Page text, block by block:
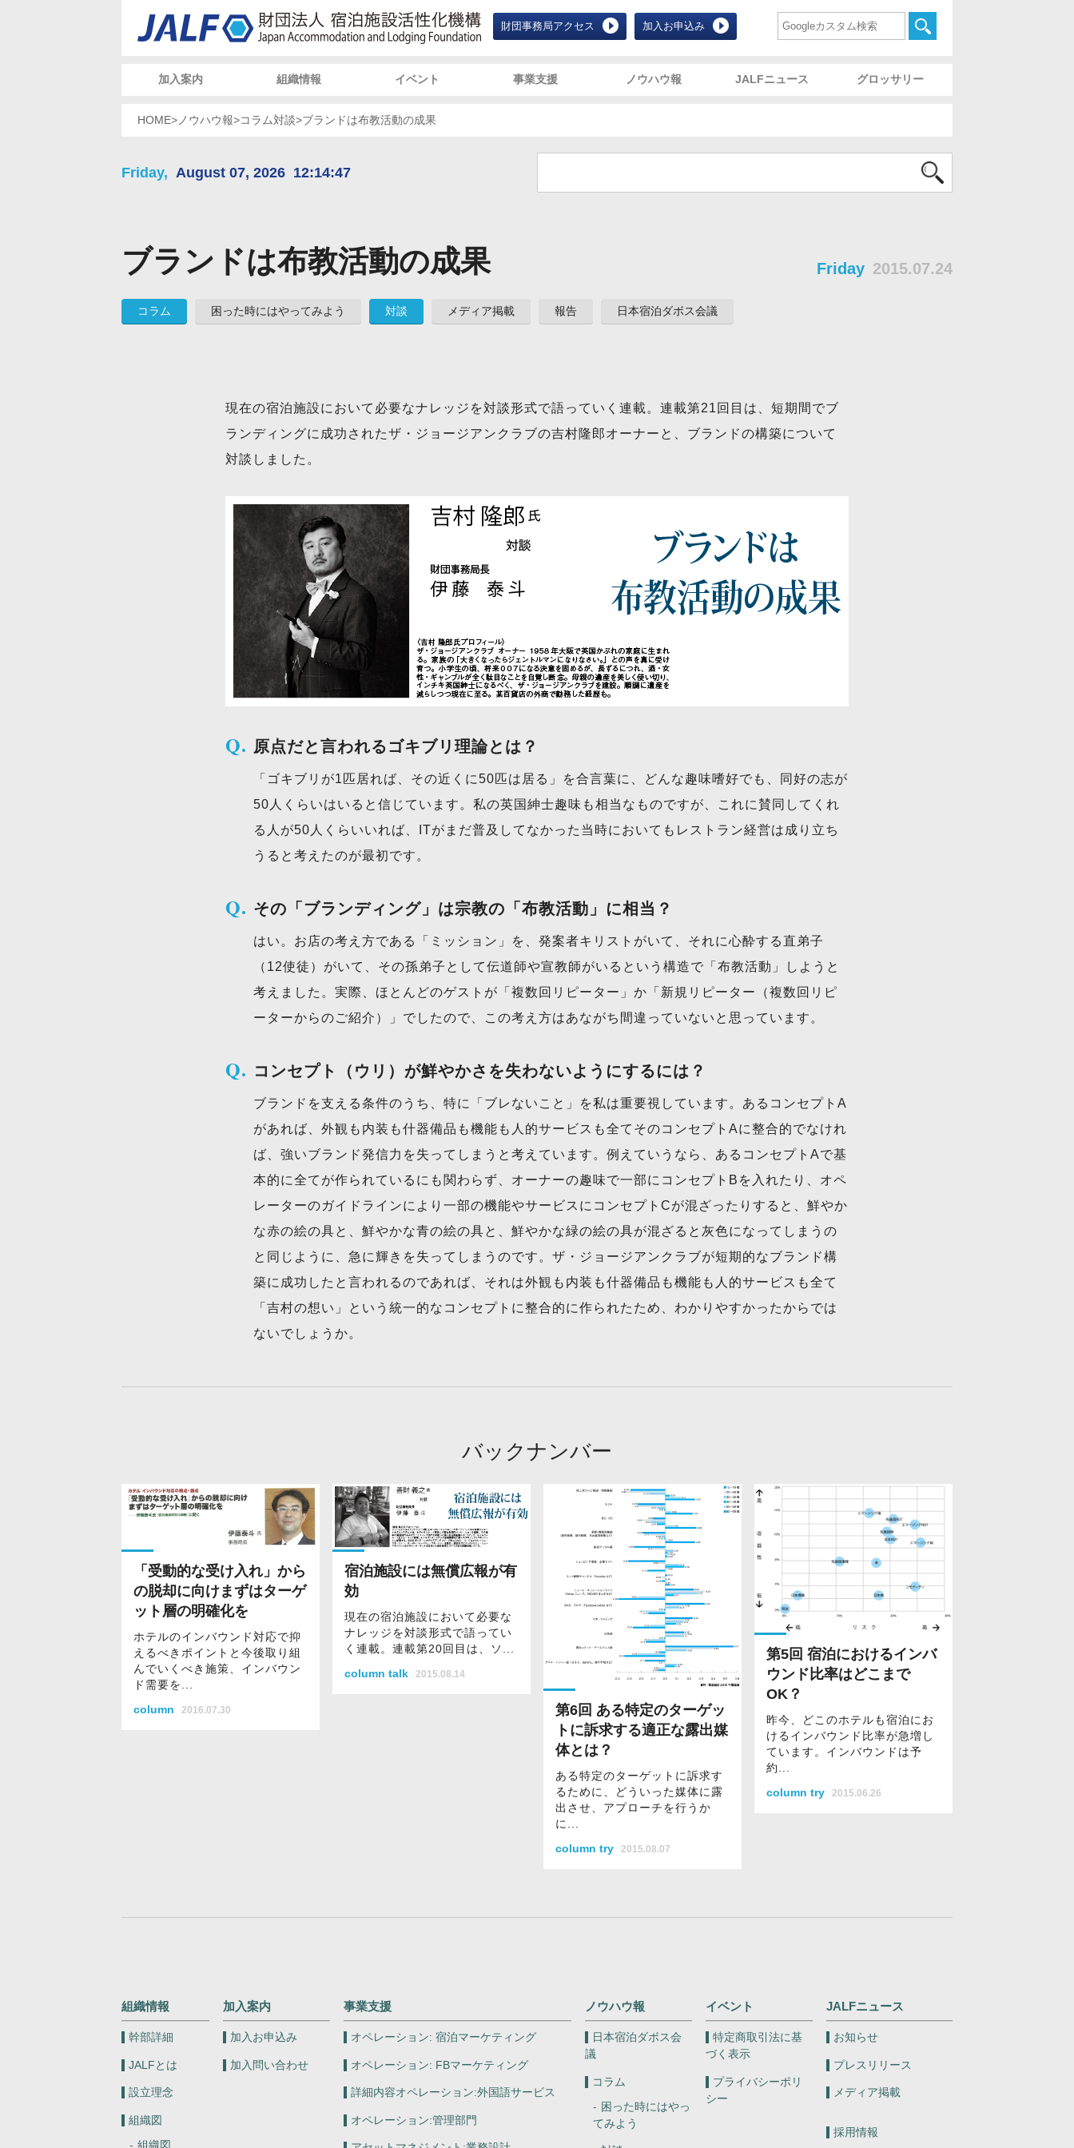
財団事務局アクセス 加入お申込み
JALF 宿泊施設活性化機構 Japan Accommodation and Lodging Foundation 財団法人宿泊施設活性化機構
加入案内 組織情報 イベント 事業支援 ノウハウ報 JALFニュース グロッサリー
HOME> ノウハウ報>コラム対談>ブランドは布教活動の成果
Friday, August 07, 2026 12:14:47
ブランドは布教活動の成果 Friday 2015.07.24
コラム 困った時にはやってみよう 対談 メディア掲載 報告 日本宿泊ダボス会議
現在の宿泊施設において必要なナレッジを対談形式で語っていく連載。連載第21回目は、短期間でブ
ランディングに成功されたザ・ジョージアンクラブの吉村隆郎オーナーと、ブランドの構築について
対談しました。
原点だと言われるゴキブリ理論とは？
「ゴキブリが1匹居れば、その近くに50匹は居る」を合言葉に、どんな趣味嗜好でも、同好の志が
50人くらいはいると信じています。私の英国紳士趣味も相当なものですが、これに賛同してくれ
る人が50人くらいいれば、ITがまだ普及してなかった当時においてもレストラン経営は成り立ち
うると考えたのが最初です。
その「ブランディング」は宗教の「布教活動」に相当？
はい。お店の考え方である「ミッション」を、発案者キリストがいて、それに心酔する直弟子
（12使徒）がいて、その孫弟子として伝道師や宣教師がいるという構造で「布教活動」しようと
考えました。実際、ほとんどのゲストが「複数回リピーター」か「新規リピーター（複数回リピ
ーターからのご紹介）」でしたので、この考え方はあながち間違っていないと思っています。
コンセプト（ウリ）が鮮やかさを失わないようにするには？
ブランドを支える条件のうち、特に「ブレないこと」を私は重要視しています。あるコンセプトA
があれば、外観も内装も什器備品も機能も人的サービスも全てそのコンセプトAに整合的でなけれ
ば、強いブランド発信力を失ってしまうと考えています。例えていうなら、あるコンセプトAで基
本的に全てが作られているにも関わらず、オーナーの趣味で一部にコンセプトBを入れたり、オペ
レーターのガイドラインにより一部の機能やサービスにコンセプトCが混ざったりすると、鮮やか
な赤の絵の具と、鮮やかな青の絵の具と、鮮やかな緑の絵の具が混ざると灰色になってしまうの
と同じように、急に輝きを失ってしまうのです。ザ・ジョージアンクラブが短期的なブランド構
築に成功したと言われるのであれば、それは外観も内装も什器備品も機能も人的サービスも全て
「吉村の想い」という統一的なコンセプトに整合的に作られたため、わかりやすかったからでは
ないでしょうか。
バックナンバー
「受動的な受け入れ」から
の脱却に向けまずはターゲ
ット層の明確化を
ホテルのインバウンド対応で抑
えるべきポイントと今後取り組
んでいくべき施策、インバウン
ド需要を...
column 2016.07.30
宿泊施設には無償広報が有
効
現在の宿泊施設において必要な
ナレッジを対談形式で語ってい
く連載。連載第20回目は、ソ...
column talk 2015.08.14
第6回 ある特定のターゲッ
トに訴求する適正な露出媒
体とは？
ある特定のターゲットに訴求す
るために、どういった媒体に露
出させ、アプローチを行うか
に...
column try 2015.08.07
第5回 宿泊におけるインバ
ウンド比率はどこまで
OK？
昨今、どこのホテルも宿泊にお
けるインバウンド比率が急増し
ています。インバウンドは予
約...
column try 2015.06.26
組織情報
幹部詳細
JALFとは
設立理念
組織図
組織図
加入案内
加入お申込み
加入問い合わせ
事業支援
オペレーション: 宿泊マーケティング
オペレーション: FBマーケティング
詳細内容オペレーション:外国語サービス
オペレーション:管理部門
ノウハウ報
日本宿泊ダボス会
議
コラム
困った時にはやっ
てみよう
イベント
特定商取引法に基
づく表示
プライバシーポリ
シー
JALFニュース
お知らせ
プレスリリース
メディア掲載
採用情報